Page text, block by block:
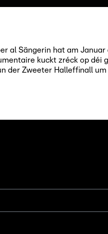
al Sängerin hat am
kuckt zréck op déi
der Zweeter Halleffinall um